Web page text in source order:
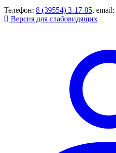
Телефон: 8 (39554) 3-17-85, email:
Версия для слабовидящих